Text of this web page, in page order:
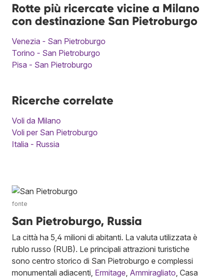
Rotte più ricercate vicine a Milano
con destinazione San Pietroburgo
Venezia - San Pietroburgo
Torino - San Pietroburgo
Pisa - San Pietroburgo
Ricerche correlate
Voli da Milano
Voli per San Pietroburgo
Italia - Russia
fonte
San Pietroburgo, Russia
La città ha 5,4 milioni di abitanti. La valuta utilizzata è
rublo russo (RUB). Le principali attrazioni turistiche
sono centro storico di San Pietroburgo e complessi
monumentali adiacenti, Ermitage Ammiragliato , Casa